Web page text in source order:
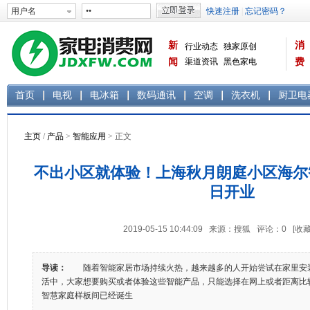
新
闻
行业动态 独家原创
渠道资讯 黑色家电
消
费
首页 电视 电冰箱 数码通讯 空调 洗衣机 厨卫电
主页 / 产品 > 智能应用 > 正文
不出小区就体验！上海秋月朗庭小区海
日开业
2019-05-15 10:44:09 来源：搜狐 评论： 0 [收
导读：
随着智能家居市场持续火热，越来越多的人开始尝试在家里安
活中，大家想要购买或者体验这些智能产品，只能选择在网上或者距离
智慧家庭样板间已经诞生